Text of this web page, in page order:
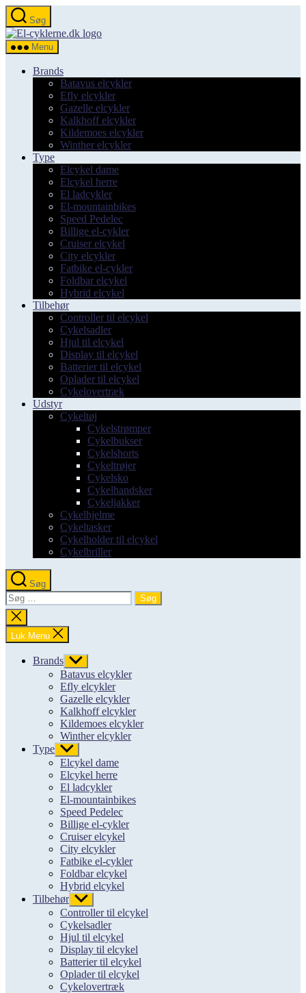
Spring
til
indholdet
Søg
el-
Menu
Brands
Batavus elcykler
Efly elcykler
Gazelle elcykler
Kalkhoff elcykler
Kildemoes elcykler
Winther elcykler
Type
Elcykel dame
Elcykel herre
El ladcykler
El-mountainbikes
Speed Pedelec
Billige el-cykler
Cruiser elcykel
City elcykler
Fatbike el-cykler
Foldbar elcykel
Hybrid elcykel
Tilbehør
Controller til elcykel
Cykelsadler
Hjul til elcykel
Display til elcykel
Batterier til elcykel
Oplader til elcykel
Cykelovertræk
Udstyr
Cykeltøj
Cykelstrømper
Cykelbukser
Cykelshorts
Cykeltrøjer
Cykelsko
Cykelhandsker
Cykeljakker
Cykelhjelme
Cykeltasker
Cykelholder til elcykel
Cykelbriller
Søg
Søg
efter:
Luk
søgning
Luk Menu
Brands Vis
undermenu
Batavus elcykler
Efly elcykler
Gazelle elcykler
Kalkhoff elcykler
Kildemoes elcykler
Winther elcykler
Type Vis
undermenu
Elcykel dame
Elcykel herre
El ladcykler
El-mountainbikes
Speed Pedelec
Billige el-cykler
Cruiser elcykel
City elcykler
Fatbike el-cykler
Foldbar elcykel
Hybrid elcykel
Tilbehør Vis
undermenu
Controller til elcykel
Cykelsadler
Hjul til elcykel
Display til elcykel
Batterier til elcykel
Oplader til elcykel
Cykelovertræk